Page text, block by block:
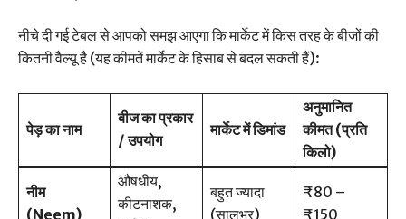
नीचे दी गई टेबल से आपको समझ आएगा कि मार्केट में किस तरह के बीजों की
कितनी वैल्यू है (यह कीमतें मार्केट के हिसाब से बदल सकती हैं):
पेड़ का नाम
बीज का प्रकार
/ उपयोग
मार्केट में डिमांड
अनुमानित
कीमत (प्रति
किलो)
नीम
(Neem)
औषधीय,
कीटनाशक,
बहुत ज्यादा
(सालभर)
₹80 –
₹150